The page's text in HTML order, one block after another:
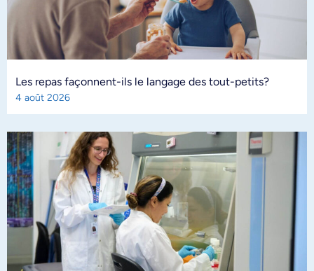
Les repas façonnent-ils le langage des tout-petits?
4 août 2026